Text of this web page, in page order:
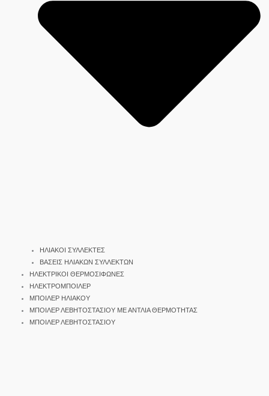
ΗΛΙΑΚΟΙ ΣΥΛΛΕΚΤΕΣ
ΒΑΣΕΙΣ ΗΛΙΑΚΩΝ ΣΥΛΛΕΚΤΩΝ
ΗΛΕΚΤΡΙΚΟΙ ΘΕΡΜΟΣΙΦΩΝΕΣ
ΗΛΕΚΤΡΟΜΠΟΙΛΕΡ
ΜΠΟΙΛΕΡ ΗΛΙΑΚΟΥ
ΜΠΟΙΛΕΡ ΛΕΒΗΤΟΣΤΑΣΙΟΥ ΜΕ ΑΝΤΛΙΑ ΘΕΡΜΟΤΗΤΑΣ
ΜΠΟΙΛΕΡ ΛΕΒΗΤΟΣΤΑΣΙΟΥ